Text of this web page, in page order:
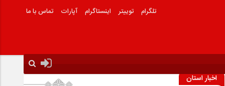
تلگرام توییتر اینستاگرام آپارات تماس با ما
اخبار استان